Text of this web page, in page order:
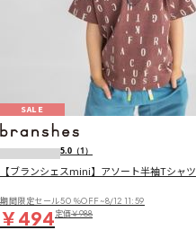
SALE
5.0 （1）
【ブランシェスmini】アソート半袖Tシャツ
期間限定セール50％OFF~8/12 11:59
￥494定価￥988